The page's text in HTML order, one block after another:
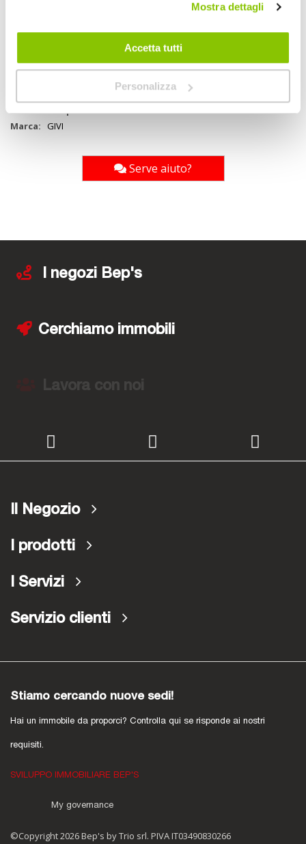
Mostra dettagli
Accetta tutti
Personalizza
Maggiori 1774841
Moto
1
GIVI
Serve aiuto?
I negozi Bep's
Cerchiamo immobili
Lavora con noi
Il Negozio
I prodotti
I Servizi
Servizio clienti
Stiamo cercando nuove sedi!
Hai un immobile da proporci? Controlla qui se risponde ai nostri
requisiti.
SVILUPPO IMMOBILIARE BEP'S
My governance
©Copyright 2026 Bep's by Trio srl. PIVA IT03490830266